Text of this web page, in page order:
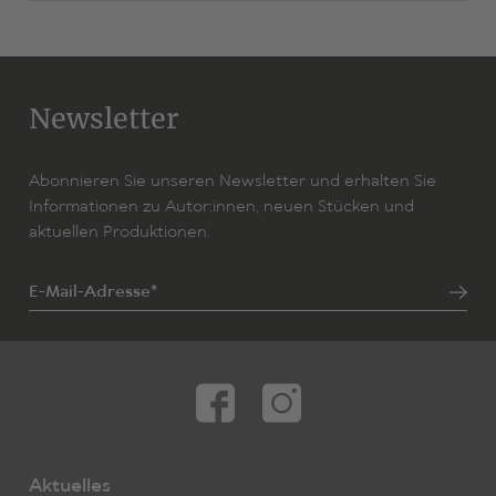
Newsletter
Abonnieren Sie unseren Newsletter und erhalten Sie
Informationen zu Autor:innen, neuen Stücken und
aktuellen Produktionen.
E-Mail-Adresse*
Aktuelles